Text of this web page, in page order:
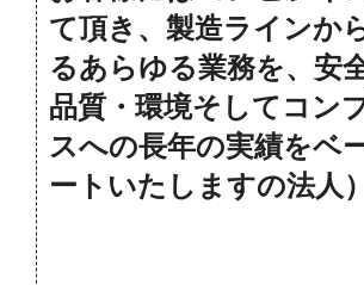
て頂き、製造ラインか
るあらゆる業務を、安
品質・環境そしてコン
スへの長年の実績をベ
ートいたしますの法人）